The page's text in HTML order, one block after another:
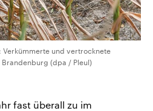
Verkümmerte und vertrocknete
Brandenburg (dpa / Pleul)
fast überall zu im